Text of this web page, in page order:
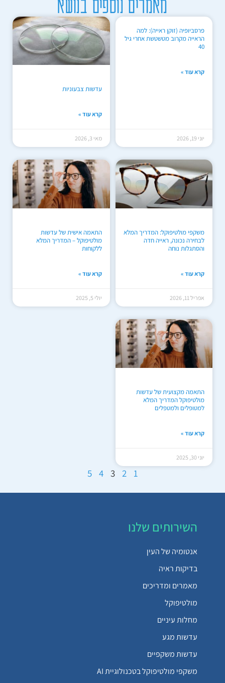
מאמרים נוספים בנושא
פרסביופיה (זוקן ראייה): למה
הראייה מקרוב מטשטשת אחרי גיל
40
קרא עוד »
יוני 19, 2026
עדשות צבעוניות
קרא עוד »
מאי 3, 2026
משקפי מולטיפוקל: המדריך המלא
לבחירה נכונה, ראייה חדה
והסתגלות נוחה
קרא עוד »
אפריל 11, 2026
התאמה אישית של עדשות
מולטיפוקל – המדריך המלא
ללקוחות
קרא עוד »
יולי 5, 2025
התאמה מקצועית של עדשות
מולטיפוקל המדריך המלא
למטופלים ולמטפלים
קרא עוד »
יוני 30, 2025
1
2
3
4
5
השירותים שלנו
אנטומיה של העין
בדיקות ראיה
מאמרים ומדריכים
מולטיפוקל
מחלות עיניים
עדשות מגע
עדשות משקפיים
משקפי מולטיפוקל בטכנולוגיית AI